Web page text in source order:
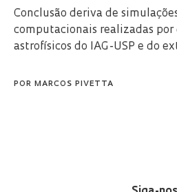
Conclusão deriva de
computacionais realizadas por
astrofísicos do IAG-USP e do
POR MARCOS PIVETTA